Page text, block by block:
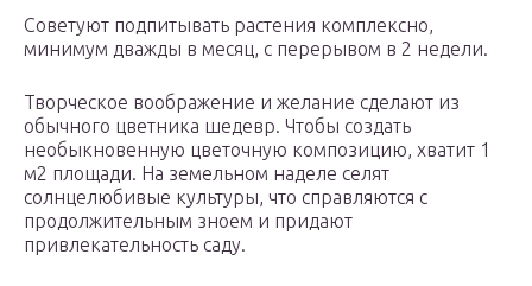
Советуют подпитывать растения комплексно,
минимум дважды в месяц, с перерывом в 2 недели.
Творческое воображение и желание сделают из
обычного цветника шедевр. Чтобы создать
необыкновенную цветочную композицию, хватит 1
м2 площади. На земельном наделе селят
солнцелюбивые культуры, что справляются с
продолжительным зноем и придают
привлекательность саду.